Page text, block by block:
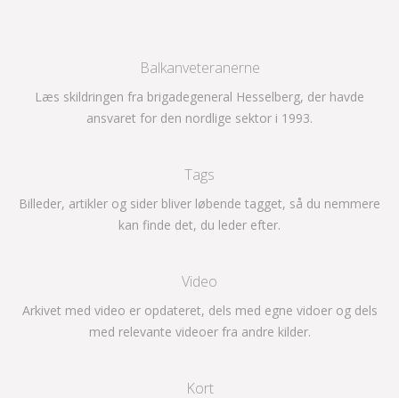
Balkanveteranerne
Læs skildringen fra brigadegeneral Hesselberg, der havde
ansvaret for den nordlige sektor i 1993.
Tags
Billeder, artikler og sider bliver løbende tagget, så du nemmere
kan finde det, du leder efter.
Video
Arkivet med video er opdateret, dels med egne vidoer og dels
med relevante videoer fra andre kilder.
Kort